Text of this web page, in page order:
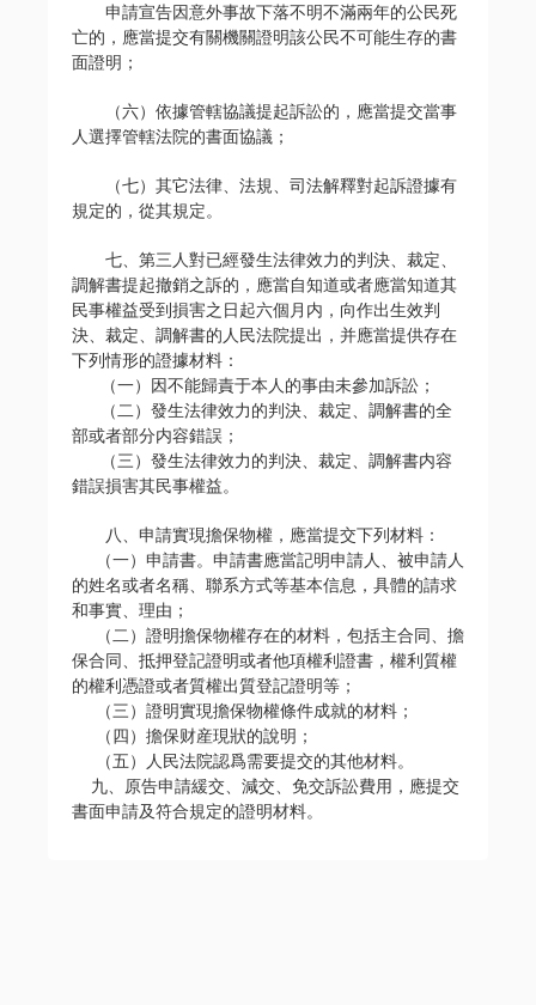
申請宣告因意外事故下落不明不滿兩年的公民死
亡的，應當提交有關機關證明該公民不可能生存的書
面證明；
（六）依據管轄協議提起訴訟的，應當提交當事
人選擇管轄法院的書面協議；
（七）其它法律、法規、司法解釋對起訴證據有
規定的，從其規定。
七、第三人對已經發生法律效力的判決、裁定、
調解書提起撤銷之訴的，應當自知道或者應當知道其
民事權益受到損害之日起六個月内，向作出生效判
決、裁定、調解書的人民法院提出，并應當提供存在
下列情形的證據材料：
（一）因不能歸責于本人的事由未參加訴訟；
（二）發生法律效力的判決、裁定、調解書的全
部或者部分内容錯誤；
（三）發生法律效力的判決、裁定、調解書内容
錯誤損害其民事權益。
八、申請實現擔保物權，應當提交下列材料：
（一）申請書。申請書應當記明申請人、被申請人
的姓名或者名稱、聯系方式等基本信息，具體的請求
和事實、理由；
（二）證明擔保物權存在的材料，包括主合同、擔
保合同、抵押登記證明或者他項權利證書，權利質權
的權利憑證或者質權出質登記證明等；
（三）證明實現擔保物權條件成就的材料；
（四）擔保财産現狀的說明；
（五）人民法院認爲需要提交的其他材料。
九、原告申請緩交、減交、免交訴訟費用，應提交
書面申請及符合規定的證明材料。